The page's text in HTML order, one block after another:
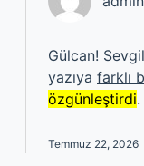
Gülcan!
yazıya farklı
özgünleştirdi.
Temmuz 22, 2026